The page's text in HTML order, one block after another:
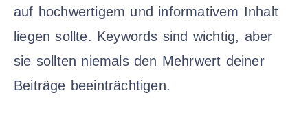
auf hochwertigem und informativem Inhalt
liegen sollte. Keywords sind wichtig, aber
sie sollten niemals den Mehrwert deiner
Beiträge beeinträchtigen.